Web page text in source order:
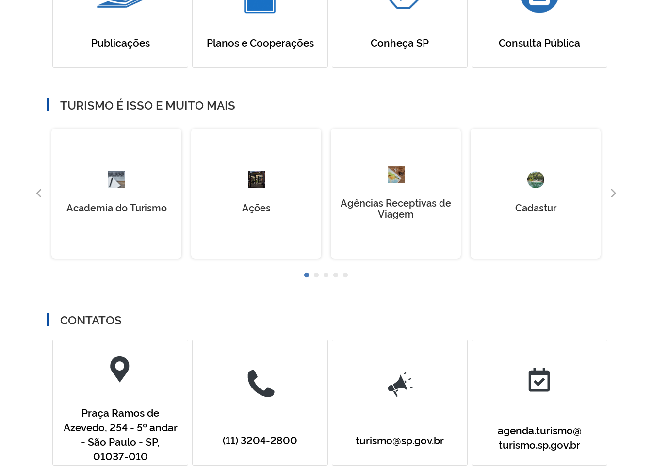
Publicações Planos e Cooperações Conheça SP Consulta Pública
TURISMO É ISSO E MUITO MAIS
Academia do Turismo Ações
Agências Receptivas de
Viagem
Cadastur
CONTATOS
Praça Ramos de
Azevedo, 254 - 5º andar
- São Paulo - SP,
01037-010
(11) 3204-2800 turismo@sp.gov.br
agenda.turismo@
turismo.sp.gov.br